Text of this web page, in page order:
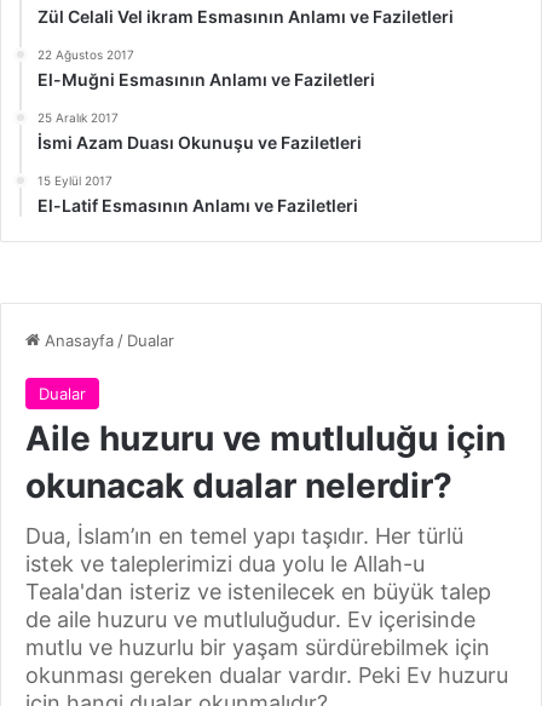
Zül Celali Vel ikram Esmasının Anlamı ve Faziletleri
22 Ağustos 2017
El-Muğni Esmasının Anlamı ve Faziletleri
25 Aralık 2017
İsmi Azam Duası Okunuşu ve Faziletleri
15 Eylül 2017
El-Latif Esmasının Anlamı ve Faziletleri